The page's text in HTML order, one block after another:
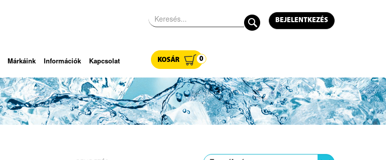
BEJELENTKEZÉS
Márkáink Információk Kapcsolat KOSÁR 0